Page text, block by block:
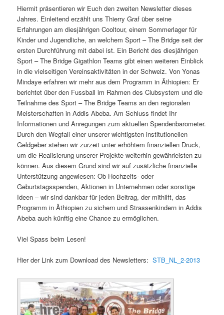
Hiermit präsentieren wir Euch den zweiten Newsletter dieses
Jahres. Einleitend erzählt uns Thierry Graf über seine
Erfahrungen am diesjährigen Cooltour, einem Sommerlager für
Kinder und Jugendliche, an welchem Sport – The Bridge seit der
ersten Durchführung mit dabei ist. Ein Bericht des diesjährigen
Sport – The Bridge Gigathlon Teams gibt einen weiteren Einblick
in die vielseitigen Vereinsaktivitäten in der Schweiz. Von Yonas
Mindaye erfahren wir mehr aus dem Programm in Äthiopien: Er
berichtet über den Fussball im Rahmen des Clubsystem und die
Teilnahme des Sport – The Bridge Teams an den regionalen
Meisterschaften in Addis Abeba. Am Schluss findet Ihr
Informationen und Anregungen zum aktuellen Spendenbarometer.
Durch den Wegfall einer unserer wichtigsten institutionellen
Geldgeber stehen wir zurzeit unter erhöhtem finanziellen Druck,
um die Realisierung unserer Projekte weiterhin gewährleisten zu
können. Aus diesem Grund sind wir auf zusätzliche finanzielle
Unterstützung angewiesen: Ob Hochzeits- oder
Geburtstagsspenden, Aktionen in Unternehmen oder sonstige
Ideen – wir sind dankbar für jeden Beitrag, der mithilft, das
Programm in Äthiopien zu sichern und Strassenkindern in Addis
Abeba auch künftig eine Chance zu ermöglichen.
Viel Spass beim Lesen!
Hier der Link zum Download des Newsletters:STB_NL_2-2013